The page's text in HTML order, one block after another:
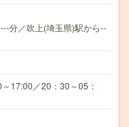
分／吹上(埼玉県)駅から--
17:00／20：30～05：